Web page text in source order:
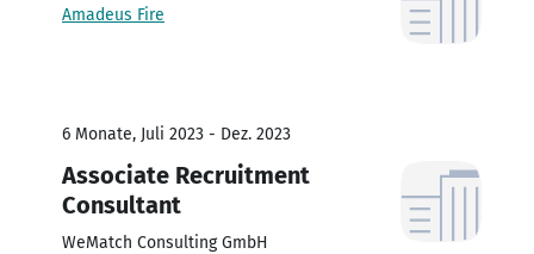
Amadeus Fire
6 Monate, Juli 2023 - Dez. 2023
Associate Recruitment
Consultant
WeMatch Consulting GmbH